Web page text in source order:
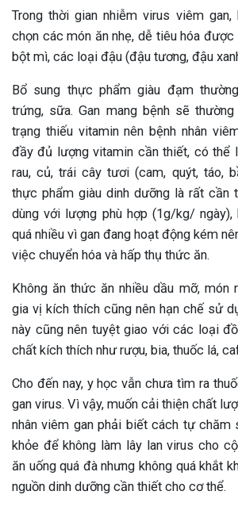
Trong thời gian nhiễm virus viêm gan,
chọn các món ăn nhẹ, dễ tiêu hóa
bột mì, các loại đậu (đậu tương, đậu
Bổ sung thực phẩm giàu đạm
trứng, sữa. Gan mang bệnh sẽ
trạng thiếu vitamin nên bệnh nhân
đầy đủ lượng vitamin cần thiết, có thể
rau, củ, trái cây tươi (cam, quýt, táo,
thực phẩm giàu dinh dưỡng là rất cần
dùng với lượng phù hợp (1g/kg/ ngày),
quá nhiều vì gan đang hoạt động kém
việc chuyển hóa và hấp thụ thức ăn.
Không ăn thức ăn nhiều dầu mỡ, món
gia vị kích thích cũng nên hạn chế sử
này cũng nên tuyệt giao với các loại
chất kích thích như rượu, bia, thuốc lá,
Cho đến nay, y học vẫn chưa tìm ra
gan virus. Vì vậy, muốn cải thiện chất
nhân viêm gan phải biết cách tự
khỏe để không làm lây lan virus cho
ăn uống quá đà nhưng không quá khắt
nguồn dinh dưỡng cần thiết cho cơ thể.